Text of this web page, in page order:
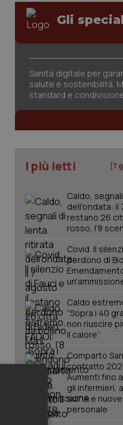
Gli
Sanità digitale per
salute e sostenibilità.
standard e
I più letti [7
Caldo,
dell'ondata: il
restano 26
rosso, l'8
Covid. Il
perdono di
Caldo
“Sopra i 40
non riuscire
il calore”
Comparto
contratto
Aumenti fino
gli infermieri,
sull'IA e
personale